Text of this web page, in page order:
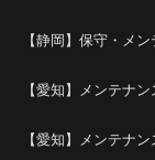
【静岡】保守・メ
【愛知】メンテナ
【愛知】メンテナ